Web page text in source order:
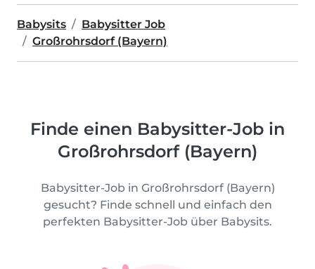
Babysits
Babysitter Job
Großrohrsdorf (Bayern)
Finde einen Babysitter-Job in
Großrohrsdorf (Bayern)
Babysitter-Job in Großrohrsdorf (Bayern)
gesucht? Finde schnell und einfach den
perfekten Babysitter-Job über Babysits.